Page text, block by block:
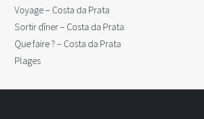
Voyage – Costa da Prata
Sortir dîner – Costa da Prata
Que faire ? – Costa da Prata
Plages